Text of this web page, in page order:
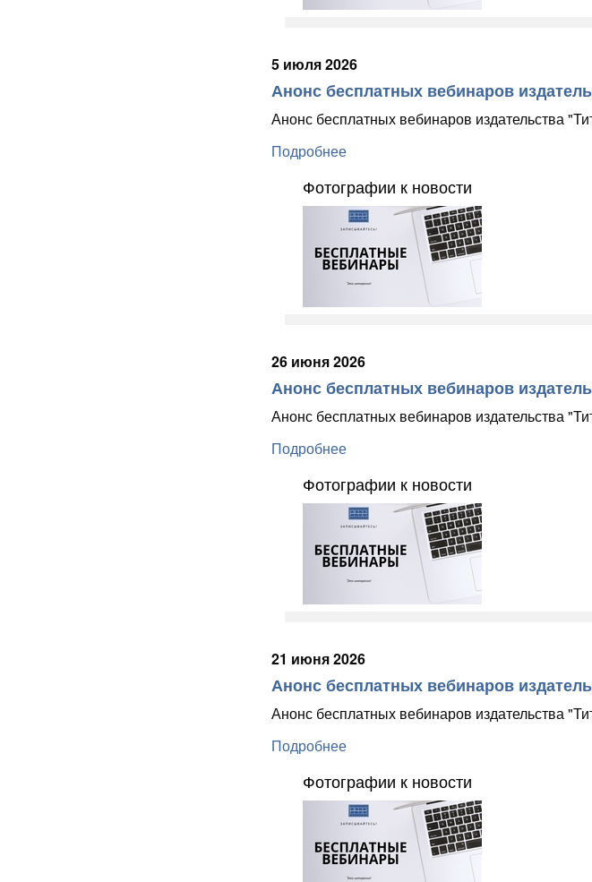
5 июля 2026
Анонс бесплатных вебинаров
Анонс бесплатных вебинаров издательства
Подробнее
Фотографии к новости
26 июня 2026
Анонс бесплатных вебинаров
Анонс бесплатных вебинаров издательства
Подробнее
Фотографии к новости
21 июня 2026
Анонс бесплатных вебинаров
Анонс бесплатных вебинаров издательства
Подробнее
Фотографии к новости